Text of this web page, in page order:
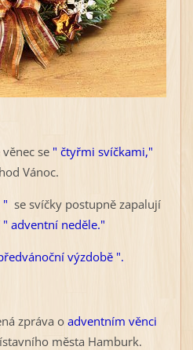
věnec se " čtyřmi svíčkami,"
Vánoc.
" se svíčky postupně zapalují
adventní neděle."
výzdobě ".
zpráva o adventním věnci
města Hamburk.